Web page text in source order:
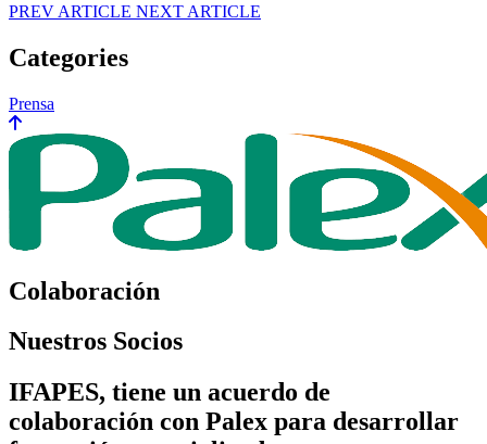
PREV ARTICLE NEXT ARTICLE
Categories
Prensa
Colaboración
Nuestros Socios
IFAPES, tiene un acuerdo de
colaboración con Palex para desarrollar